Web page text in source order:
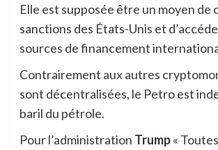
Elle est supposée être un moyen de
sanctions des États-Unis et
sources de financement
Contrairement aux autres
sont décentralisées, le Petro est
baril du pétrole.
Pour l’administration Trump«